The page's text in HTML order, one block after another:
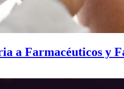
a Farmacéuticos y